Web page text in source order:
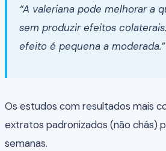
“A valeriana pode melhorar a
sem produzir efeitos
efeito é pequena a moderada.”
Os estudos com resultados mais
extratos padronizados (não chás)
semanas.